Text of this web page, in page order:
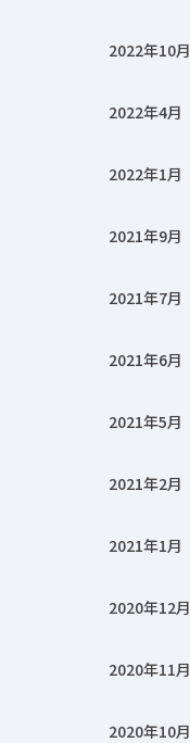
2022年10月
2022年4月
2022年1月
2021年9月
2021年7月
2021年6月
2021年5月
2021年2月
2021年1月
2020年12月
2020年11月
2020年10月